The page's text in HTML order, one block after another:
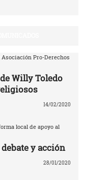
Pro-Derechos
Willy Toledo
14/02/2020
local de apoyo al
y acción
28/01/2020